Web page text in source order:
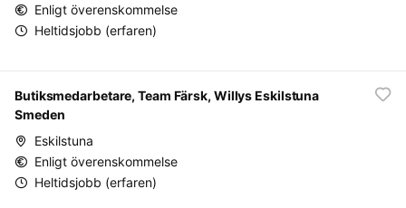
Enligt överenskommelse
Heltidsjobb (erfaren)
Butiksmedarbetare, Team Färsk, Willys Eskilstuna
Smeden
Eskilstuna
Enligt överenskommelse
Heltidsjobb (erfaren)